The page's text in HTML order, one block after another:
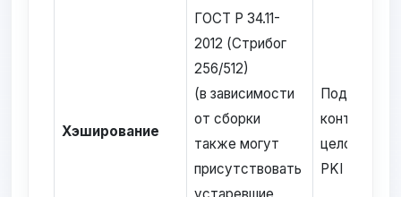
Хэширование
ГОСТ Р 34.11-
2012 (Стрибог
256/512)
(в зависимости
от сборки
также могут
присутствовать
Подпись,
контроль
PKI